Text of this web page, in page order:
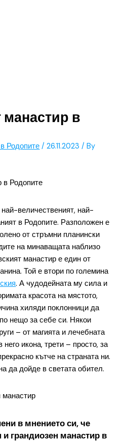
манастир в
Родопите /26.11.2023/ By
величественият, най-
в Родопите. Разположен е
от стръмни планински
на минаващата наблизо
манастир е един от
Той е втори по големина
. А чудодейната му сила и
красота на мястото,
хиляди поклонници да
нещо за себе си. Някои
– от магията и лечебната
икона, трети – просто, за
кътче на страната ни.
да дойде в светата обител.
в мнението си, че
грандиозен манастир в